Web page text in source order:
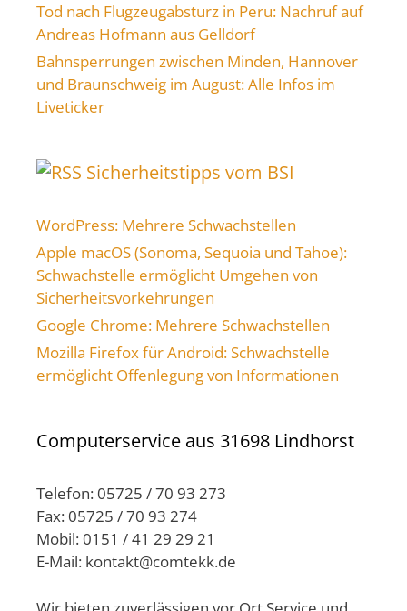
Tod nach Flugzeugabsturz in Peru: Nachruf auf
Andreas Hofmann aus Gelldorf
Bahnsperrungen zwischen Minden, Hannover
und Braunschweig im August: Alle Infos im
Liveticker
Sicherheitstipps vom BSI
WordPress: Mehrere Schwachstellen
Apple macOS (Sonoma, Sequoia und Tahoe):
Schwachstelle ermöglicht Umgehen von
Sicherheitsvorkehrungen
Google Chrome: Mehrere Schwachstellen
Mozilla Firefox für Android: Schwachstelle
ermöglicht Offenlegung von Informationen
Computerservice aus 31698 Lindhorst
Telefon: 05725 / 70 93 273
Fax: 05725 / 70 93 274
Mobil: 0151 / 41 29 29 21
E-Mail: kontakt@comtekk.de